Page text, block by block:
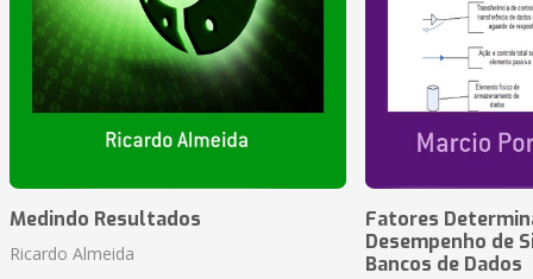
Medindo Resultados
Ricardo Almeida
Fatores
Desempenho de
Bancos de Dados